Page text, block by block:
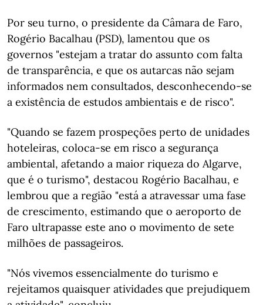
Por seu turno, o presidente da Câmara de Faro,
Rogério Bacalhau (PSD), lamentou que os
governos "estejam a tratar do assunto com falta
de transparência, e que os autarcas não sejam
informados nem consultados, desconhecendo-se
a existência de estudos ambientais e de risco".
"Quando se fazem prospeções perto de unidades
hoteleiras, coloca-se em risco a segurança
ambiental, afetando a maior riqueza do Algarve,
que é o turismo", destacou Rogério Bacalhau, e
lembrou que a região "está a atravessar uma fase
de crescimento, estimando que o aeroporto de
Faro ultrapasse este ano o movimento de sete
milhões de passageiros.
"Nós vivemos essencialmente do turismo e
rejeitamos quaisquer atividades que prejudiquem